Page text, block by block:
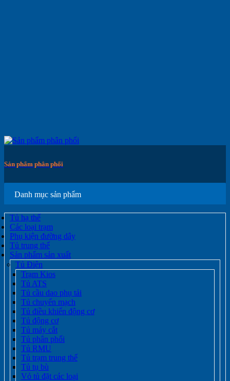
Sản phẩm phân phối
Danh mục sản phẩm
Tủ hạ thế
Các loại trạm
Phụ kiện đường dây
Tủ trung thế
Sản phẩm sản xuất
Tủ Điện
Trạm Kios
Tủ ATS
Tủ cầu dao phụ tải
Tủ chuyển mạch
Tủ điều khiển động cơ
Tủ động cơ
Tủ máy cắt
Tủ phân phối
Tủ RMU
Tủ trạm trung thế
Tủ tụ bù
Vỏ tủ đặt các loại